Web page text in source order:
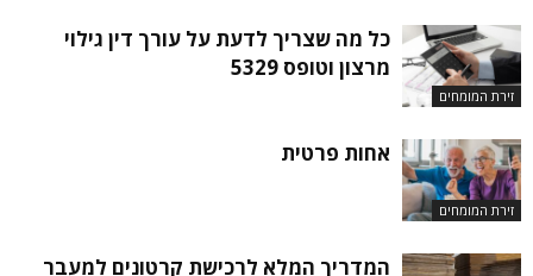
זירת המומחים
כל מה שצריך לדעת על עורך דין גילוי
מרצון וטופס 5329
זירת המומחים
אחות פרטית
המדריך המלא לרכישת קרטונים למעבר